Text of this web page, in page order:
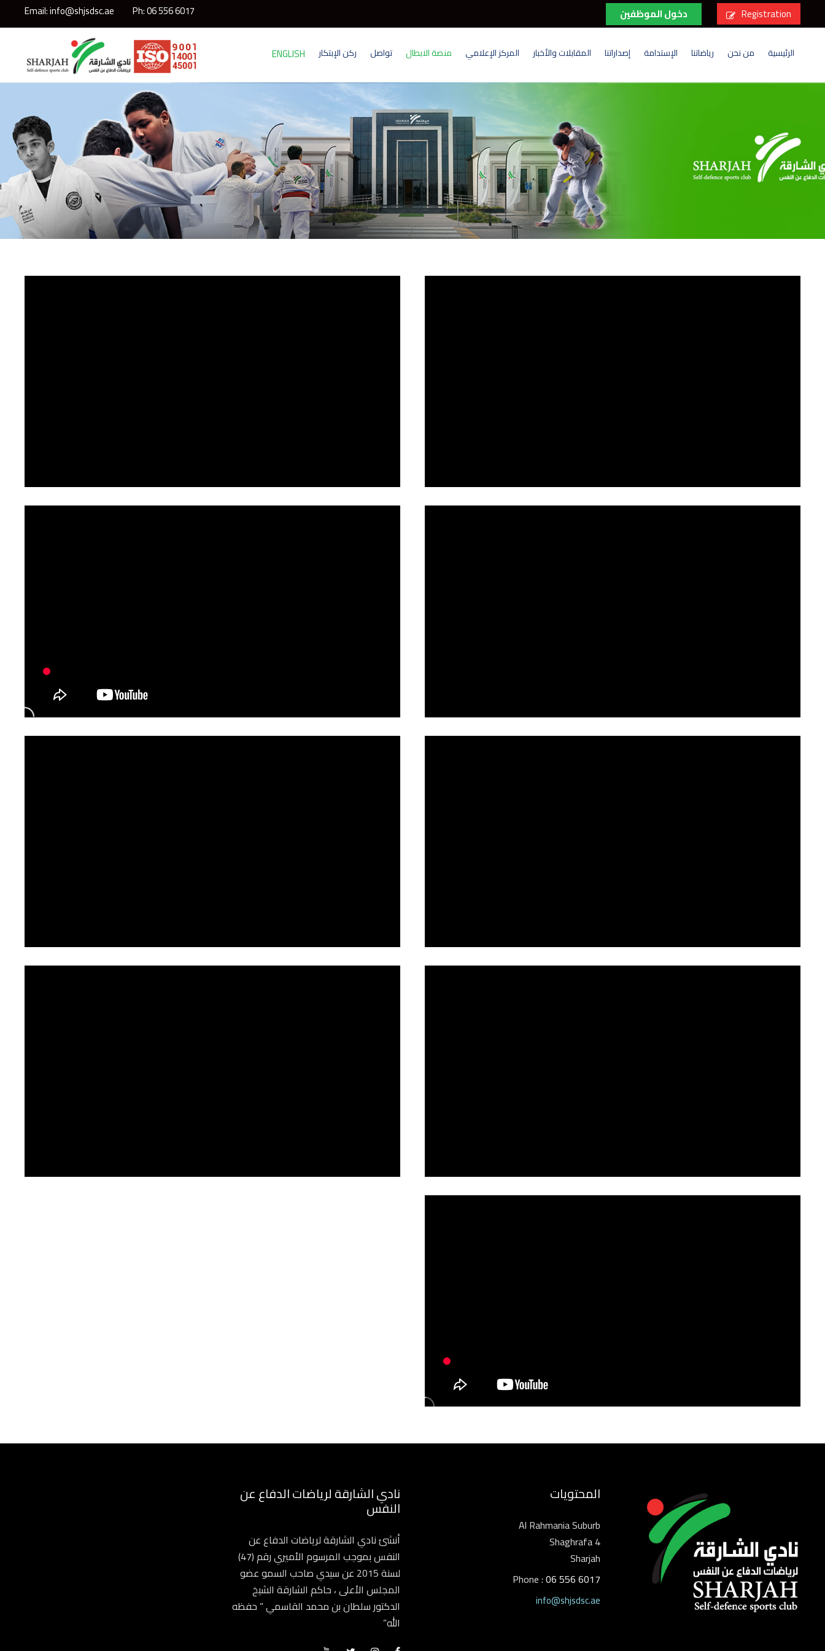
Ph: 06 556 6017
Email: info@shjsdsc.ae Registration دخول الموظفين
الرئيسية من نحن رياضاتنا الإستدامة إصداراتنا المقابلات والأخبار المركز الإعلامي منصة الابطال تواصل ركن الإبتكار ENGLISH
المحتويات
Al Rahmania Suburb
Shaghrafa 4
Sharjah
Phone :06 556 6017
info@shjsdsc.ae
نادي الشارقة لرياضات الدفاع عن
النفس
أنشئ نادي الشارقة لرياضات الدفاع عن
النفس بموجب المرسوم الأميري رقم (47)
لسنة 2015 عن سيدي صاحب السمو عضو
المجلس الأعلى ، حاكم الشارقة الشيخ
الدكتور سلطان بن محمد القاسمي ” حفظه
الله”